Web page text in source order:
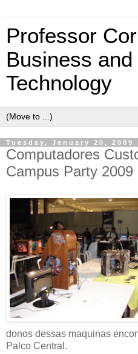
Professor
Business
Technology
Tuesday, January 20, 2009
Computadores
Campus Party 2009
donos dessas maquinas
Palco Central.